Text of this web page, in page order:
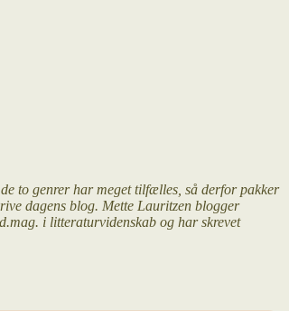
to genrer har meget tilfælles, så derfor pakker
dagens blog. Mette Lauritzen blogger
i litteraturvidenskab og har skrevet